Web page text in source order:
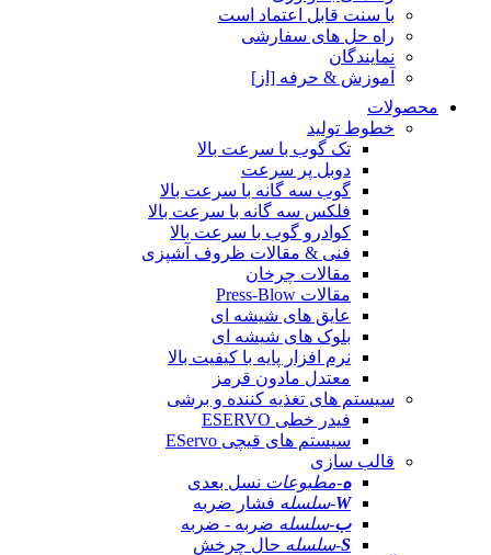
با سنت قابل اعتماد است
راه حل های سفارشی
نمایندگان
آموزش & حرفه [از]
محصولات
خطوط تولید
تک گوب با سرعت بالا
دوبل پر سرعت
گوب سه گانه با سرعت بالا
فلکس سه گانه با سرعت بالا
کوادرو گوب با سرعت بالا
فنی & مقالات ظروف آشپزی
مقالات چرخان
مقالات Press-Blow
عایق های شیشه ای
بلوک های شیشه ای
نرم افزار پایه با کیفیت بالا
معتدل مادون قرمز
سیستم های تغذیه کننده و برشی
فیدر خطی ESERVO
سیستم های قیچی EServo
قالب سازی
ه-مطبوعات نسل بعدی
W-سلسله فشار ضربه
ب-سلسله ضربه - ضربه
S-سلسله حال چرخش